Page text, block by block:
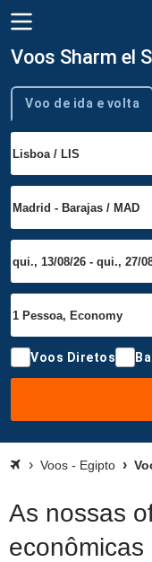
Voos Sharm el
Tipo de viagem
Voo de ida e volta
Voos Diretos
Voos - Egipto
As nossas